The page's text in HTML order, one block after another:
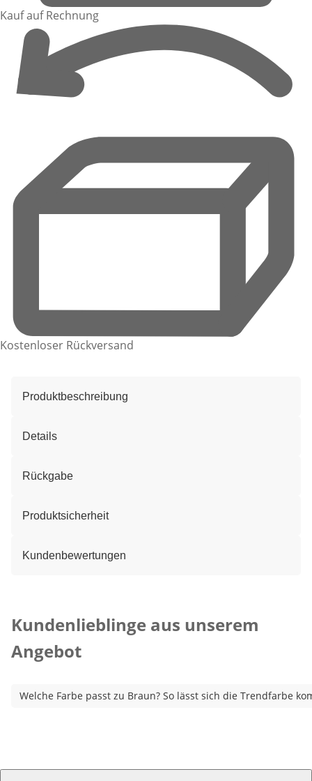
Kauf auf Rechnung
Kostenloser Rückversand
Produktbeschreibung
Details
Rückgabe
Produktsicherheit
Kundenbewertungen
Kundenlieblinge aus unserem
Angebot
Welche Farbe passt zu Braun? So lässt sich die Trendfarbe